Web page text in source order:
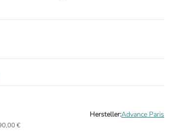
€
Hersteller:Advance Paris